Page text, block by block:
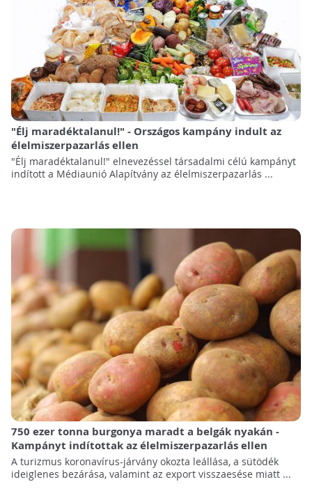
"Élj maradéktalanul!" - Országos kampány indult az
élelmiszerpazarlás ellen
"Élj maradéktalanul!" elnevezéssel társadalmi célú kampányt
indított a Médiaunió Alapítvány az élelmiszerpazarlás ...
750 ezer tonna burgonya maradt a belgák nyakán -
Kampányt indítottak az élelmiszerpazarlás ellen
A turizmus koronavírus-járvány okozta leállása, a sütödék
ideiglenes bezárása, valamint az export visszaesése miatt ...